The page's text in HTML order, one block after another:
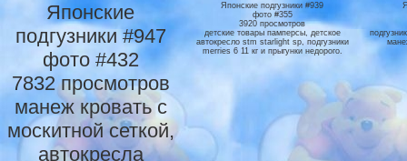
Японские
подгузники #947
фото #432
7832 просмотров
манеж кровать с
москитной сеткой,
автокресла
Японские подгузники #939
фото #355
3920 просмотров
детские товары памперсы, детское
автокресло stm starlight sp, подгузники
merries 6 11 кг и прыгунки недорого.